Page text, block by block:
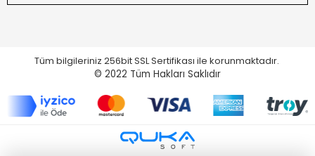
Tüm bilgileriniz 256bit SSL Sertifikası ile korunmaktadır.
© 2022 Tüm Hakları Saklıdır